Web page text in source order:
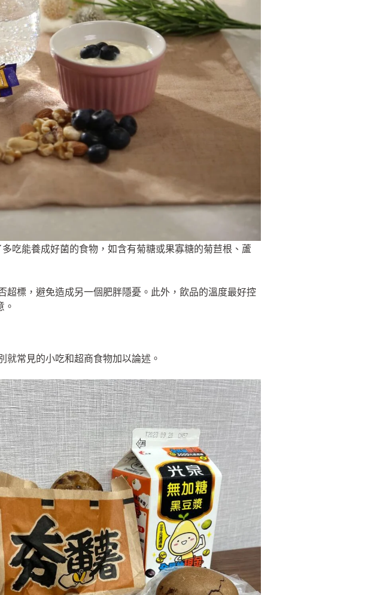
吃能養成好菌的食物，如含有菊糖或果寡糖的菊苣根、蘆
超標，避免造成另一個肥胖隱憂。此外，飲品的溫度最好控
。
就常見的小吃和超商食物加以論述。